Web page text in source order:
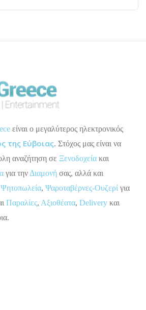
είναι ο μεγαλύτερος ηλεκτρονικός
της Εύβοιας. Στόχος μας είναι να
αναζήτηση σε Ξενοδοχεία και
για την Διαμονή σας, αλλά και
Ψητοπωλεία, Ψαροταβέρνες-Ουζερί για
Παραλίες, Αξιοθέατα, Delivery και